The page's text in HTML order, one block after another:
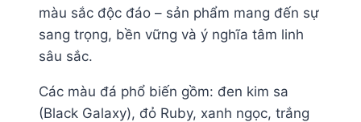
màu sắc độc đáo – sản phẩm mang đến sự
sang trọng, bền vững và ý nghĩa tâm linh
sâu sắc.
Các màu đá phổ biến gồm: đen kim sa
(Black Galaxy), đỏ Ruby, xanh ngọc, trắng